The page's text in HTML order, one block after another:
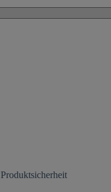
Produktsicherheit